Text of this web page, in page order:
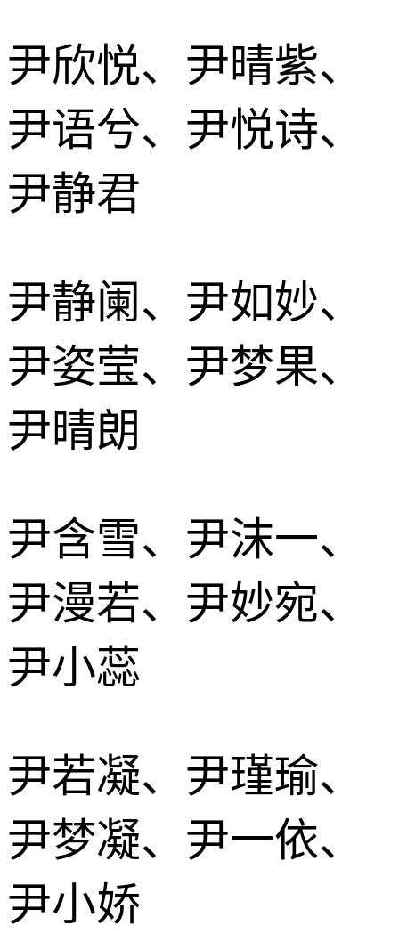
尹欣悦、尹晴紫、
尹语兮、尹悦诗、
尹静君
尹静阑、尹如妙、
尹姿莹、尹梦果、
尹晴朗
尹含雪、尹沫一、
尹漫若、尹妙宛、
尹小蕊
尹若凝、尹瑾瑜、
尹梦凝、尹一依、
尹小娇